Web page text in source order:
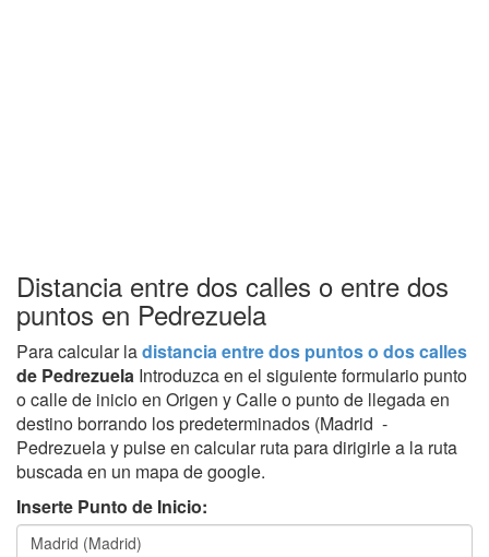
Distancia entre dos calles o entre dos
puntos en Pedrezuela
Para calcular ladistancia entre dos puntos o dos calles
de Pedrezuela Introduzca en el siguiente formulario punto
o calle de inicio en Origen y Calle o punto de llegada en
destino borrando los predeterminados (Madrid -
Pedrezuela y pulse en calcular ruta para dirigirle a la ruta
buscada en un mapa de google.
Inserte Punto de Inicio: